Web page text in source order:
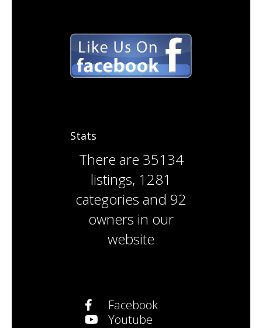
Stats
There are 35134
listings, 1281
categories and 92
owners in our
website
Facebook
Youtube